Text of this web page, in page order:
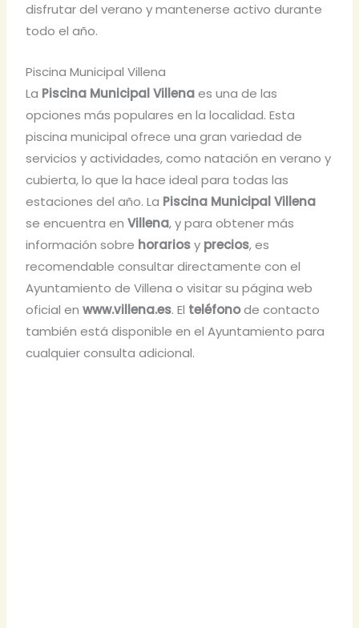
disfrutar del verano y mantenerse activo durante
todo el año.
Piscina Municipal Villena
La Piscina Municipal Villenaes una de las
opciones más populares en la localidad. Esta
piscina municipal ofrece una gran variedad de
servicios y actividades, como natación en verano y
cubierta, lo que la hace ideal para todas las
estaciones del año. La Piscina Municipal Villena
se encuentra enVillena, y para obtener más
información sobre horariosy precios, es
recomendable consultar directamente con el
Ayuntamiento de Villena o visitar su página web
oficial enwww.villena.es. El teléfonode contacto
también está disponible en el Ayuntamiento para
cualquier consulta adicional.